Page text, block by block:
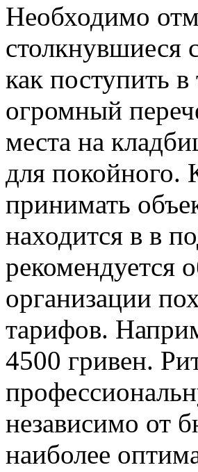
Необходимо
столкнувшиеся
как поступить
огромный
места на
для покойного.
принимать
находится в в
рекомендуется
организации
тарифов.
4500 гривен.
независимо от
наиболее